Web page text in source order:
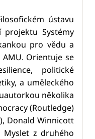
ústavu
projektu Systémy
pro vědu a
Orientuje se
politické
a uměleckého
několika
(Routledge)
Donald Winnicott
Myslet z druhého